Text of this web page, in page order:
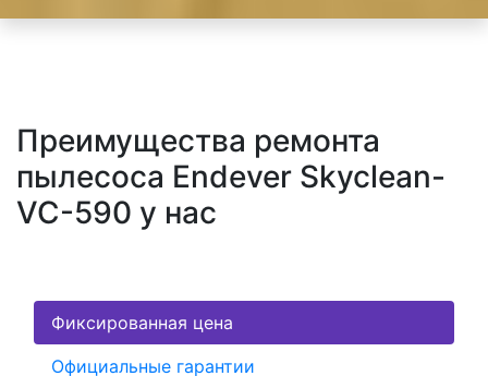
Преимущества ремонта
пылесоса Endever Skyclean-
VC-590 у нас
Фиксированная цена
Официальные гарантии